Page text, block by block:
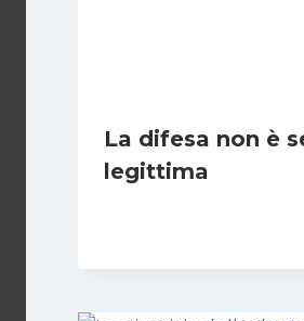
La difesa non è
legittima